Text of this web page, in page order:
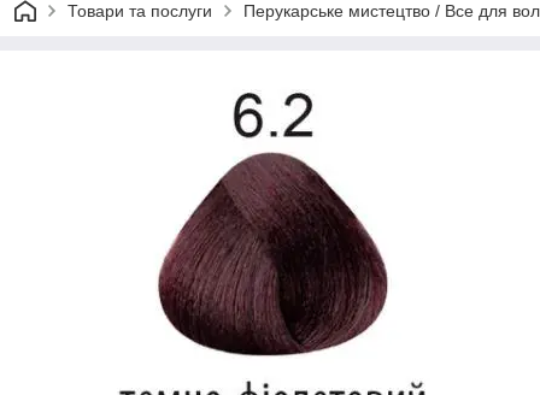
Товари та послуги Перукарське мистецтво / Все для